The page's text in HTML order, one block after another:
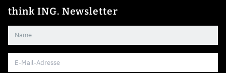
think ING. Newsletter